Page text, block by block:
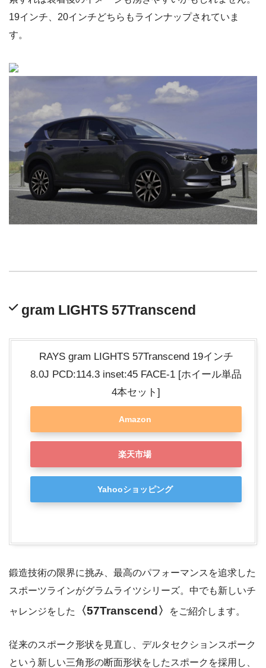
19インチ、20インチどちらもラインナップされていま
す。
gram LIGHTS 57Transcend
RAYS gram LIGHTS 57Transcend 19インチ
8.0J PCD:114.3 inset:45 FACE-1 [ホイール単品
4本セット]
Amazon
楽天市場
Yahooショッピング
鍛造技術の限界に挑み、最高のパフォーマンスを追求した
スポーツラインがグラムライツシリーズ。中でも新しいチ
ャレンジをした 〈57Transcend〉 をご紹介します。
従来のスポーク形状を見直し、デルタセクションスポーク
という新しい三角形の断面形状をしたスポークを採用し、